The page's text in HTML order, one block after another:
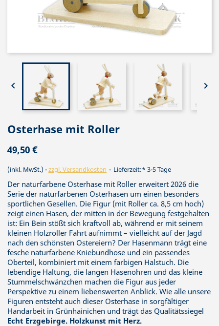
 
Osterhase mit Roller
49,50 €
(inkl. MwSt.) zzgl. Versandkosten Lieferzeit:* 3-5 Tage
Der naturfarbene Osterhase mit Roller erweitert 2026 die
Serie der naturfarbenen Osterhasen um einen besonders
sportlichen Gesellen. Die Figur (mit Roller ca. 8,5 cm hoch)
zeigt einen Hasen, der mitten in der Bewegung festgehalten
ist: Ein Bein stößt sich kraftvoll ab, während er mit seinem
kleinen Holzroller Fahrt aufnimmt – vielleicht auf der Jagd
nach den schönsten Ostereiern? Der Hasenmann trägt eine
fesche naturfarbene Kniebundhose und ein passendes
Oberteil, kombiniert mit einem farbigen Halstuch. Die
lebendige Haltung, die langen Hasenohren und das kleine
Stummelschwänzchen machen die Figur aus jeder
Perspektive zu einem liebenswerten Anblick. Wie alle unsere
Figuren entsteht auch dieser Osterhase in sorgfältiger
Handarbeit in Grünhainichen und trägt das Qualitätssiegel
Echt Erzgebirge. Holzkunst mit Herz.